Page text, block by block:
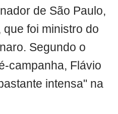
de São Paulo,
foi ministro do
Segundo o
campanha, Flávio
intensa" na